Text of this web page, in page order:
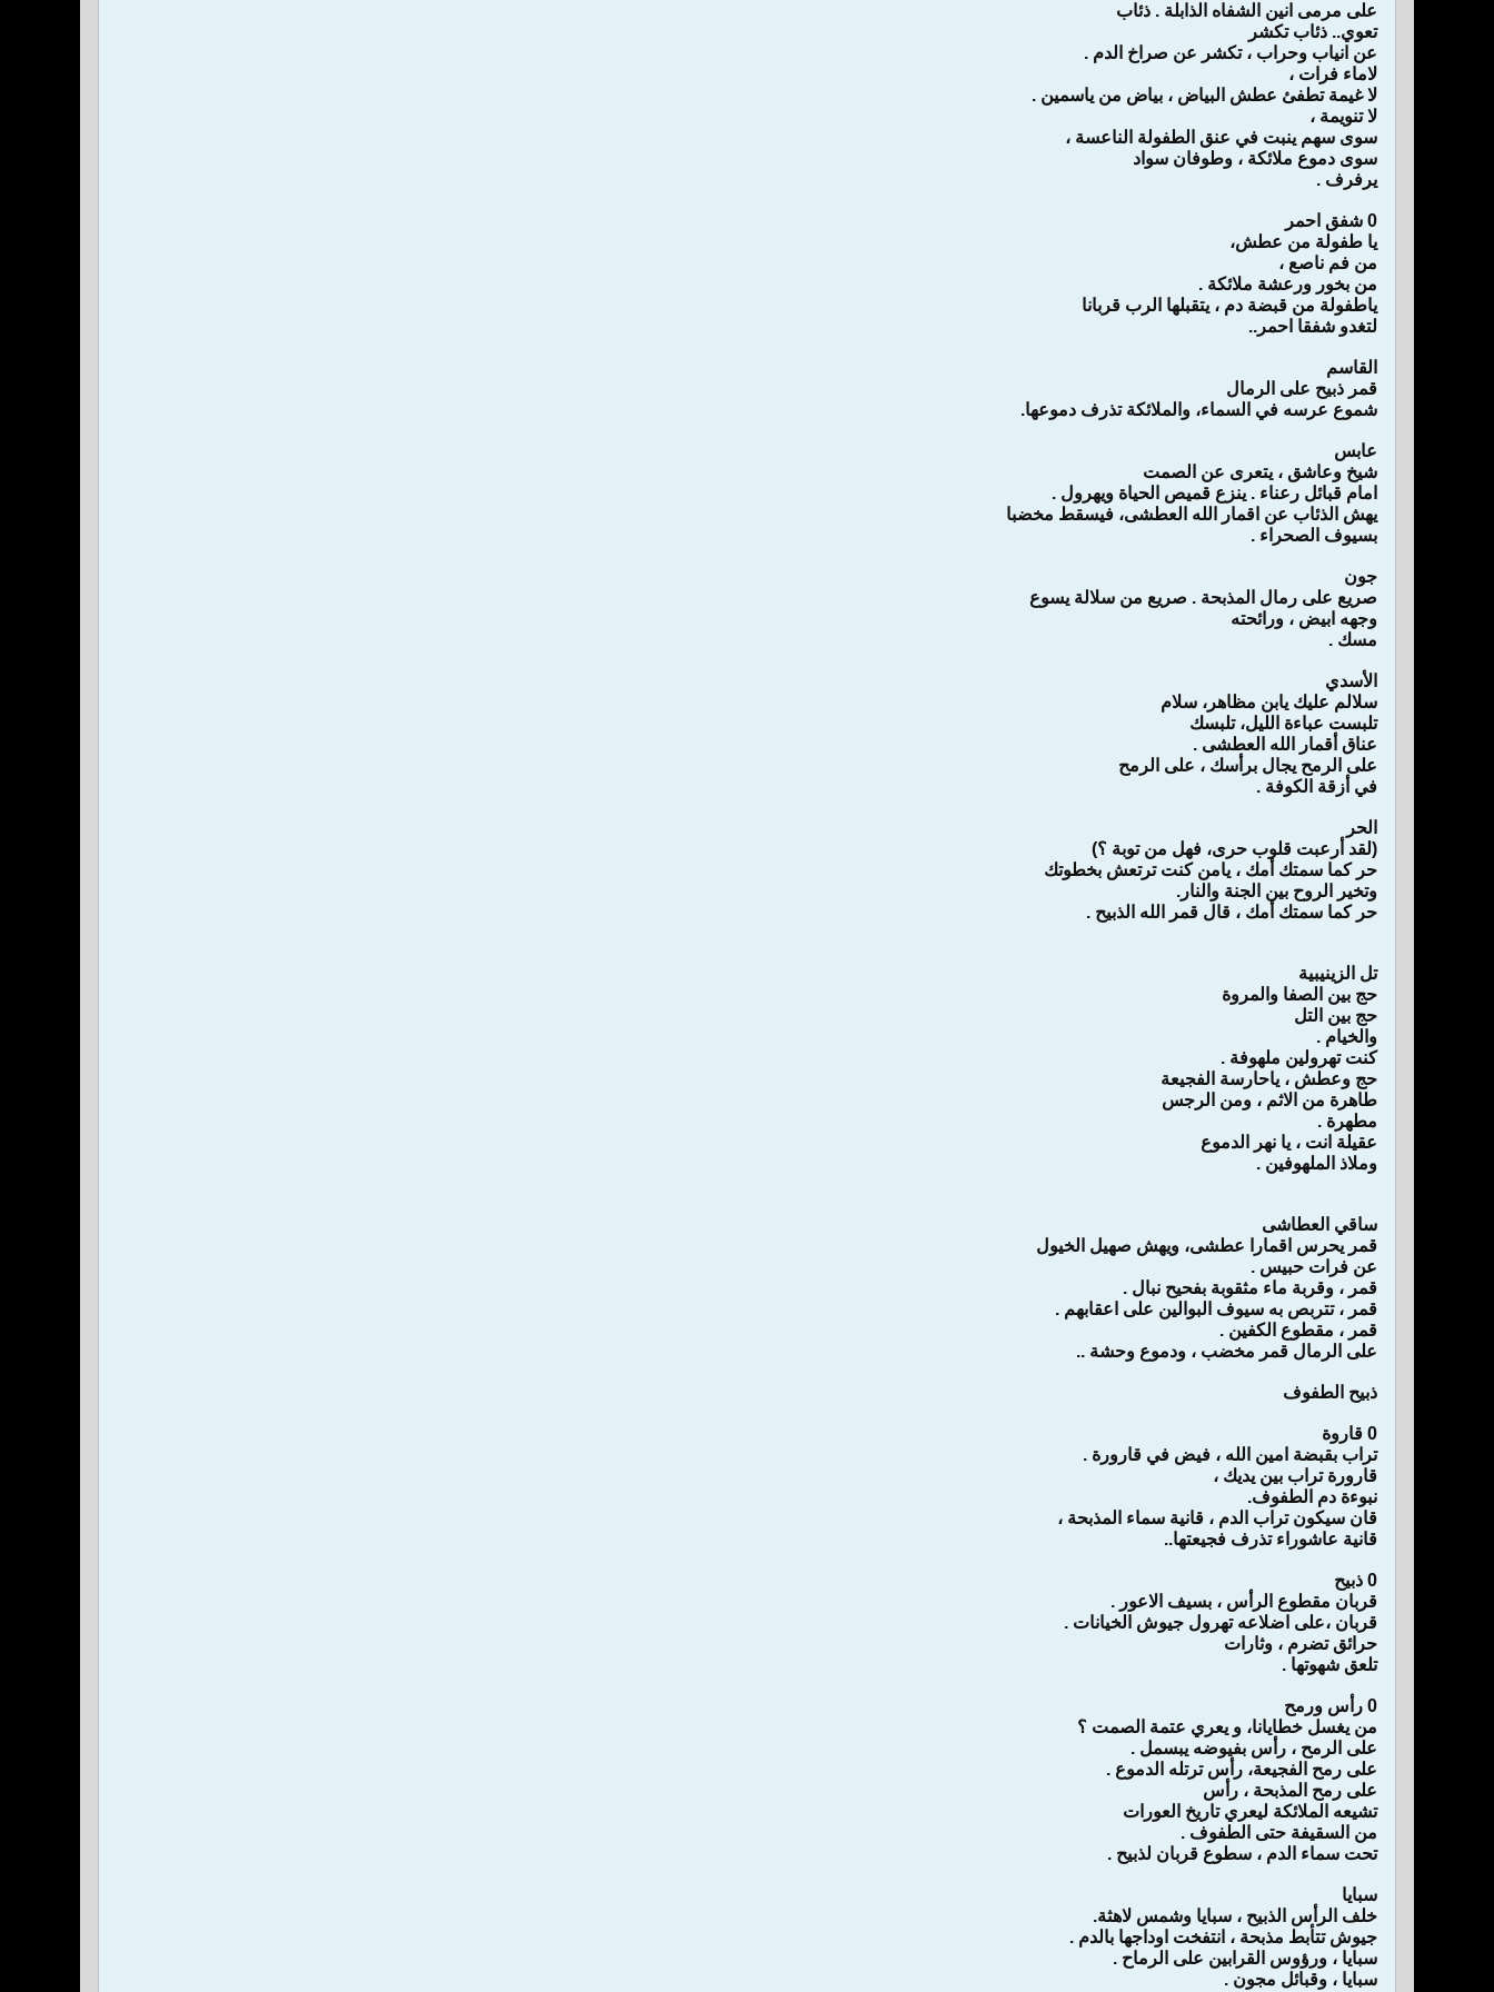
على مرمى انين الشفاه الذابلة . ذئاب
تعوي.. ذئاب تكشر
عن انياب وحراب ، تكشر عن صراخ الدم .
لاماء فرات ،
لا غيمة تطفئ عطش البياض ، بياض من ياسمين .
لا تنويمة ،
سوى سهم ينبت في عنق الطفولة الناعسة ،
سوى دموع ملائكة ، وطوفان سواد
يرفرف .
0 شفق احمر
يا طفولة من عطش،
من فم ناصع ،
من بخور ورعشة ملائكة .
ياطفولة من قبضة دم ، يتقبلها الرب قربانا
لتغدو شفقا احمر..
القاسم
قمر ذبيح على الرمال
شموع عرسه في السماء، والملائكة تذرف دموعها.
عابس
شيخ وعاشق ، يتعرى عن الصمت
امام قبائل رعناء . ينزع قميص الحياة ويهرول .
يهش الذئاب عن اقمار الله العطشى، فيسقط مخضبا
بسيوف الصحراء .
جون
صريع على رمال المذبحة . صريع من سلالة يسوع
وجهه ابيض ، ورائحته
مسك .
الأسدي
سلالم عليك يابن مظاهر، سلام
تلبست عباءة الليل، تلبسك
عناق أقمار الله العطشى .
على الرمح يجال برأسك ، على الرمح
في أزقة الكوفة .
الحر
(لقد أرعبت قلوب حرى، فهل من توبة ؟)
حر كما سمتك أمك ، يامن كنت ترتعش بخطوتك
وتخير الروح بين الجنة والنار.
حر كما سمتك أمك ، قال قمر الله الذبيح .
تل الزينيبية
حج بين الصفا والمروة
حج بين التل
والخيام .
كنت تهرولين ملهوفة .
حج وعطش ، ياحارسة الفجيعة
طاهرة من الاثم ، ومن الرجس
مطهرة .
عقيلة انت ، يا نهر الدموع
وملاذ الملهوفين .
ساقي العطاشى
قمر يحرس اقمارا عطشى، ويهش صهيل الخيول
عن فرات حبيس .
قمر ، وقربة ماء مثقوبة بفحيح نبال .
قمر ، تتربص به سيوف البوالين على اعقابهم .
قمر ، مقطوع الكفين .
على الرمال قمر مخضب ، ودموع وحشة ..
ذبيح الطفوف
0 قاروة
تراب بقبضة امين الله ، فيض في قارورة .
قارورة تراب بين يديك ،
نبوءة دم الطفوف.
قان سيكون تراب الدم ، قانية سماء المذبحة ،
قانية عاشوراء تذرف فجيعتها..
0 ذبيح
قربان مقطوع الرأس ، بسيف الاعور .
قربان ،على اضلاعه تهرول جيوش الخيانات .
حرائق تضرم ، وثارات
تلعق شهوتها .
0 رأس ورمح
من يغسل خطايانا، و يعري عتمة الصمت ؟
على الرمح ، رأس بفيوضه يبسمل .
على رمح الفجيعة، رأس ترتله الدموع .
على رمح المذبحة ، رأس
تشيعه الملائكة ليعري تاريخ العورات
من السقيفة حتى الطفوف .
تحت سماء الدم ، سطوع قربان لذبيح .
سبايا
خلف الرأس الذبيح ، سبايا وشمس لاهثة.
جيوش تتأبط مذبحة ، انتفخت اوداجها بالدم .
سبايا ، ورؤوس القرابين على الرماح .
سبايا ، وقبائل مجون .